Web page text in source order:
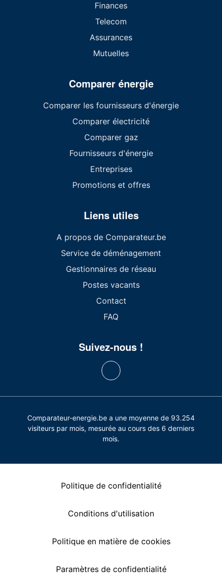
Finances
Telecom
Assurances
Mutuelles
Comparer énergie
Comparer les fournisseurs d'énergie
Comparer électricité
Comparer gaz
Fournisseurs d'énergie
Entreprises
Promotions et offres
Liens utiles
A propos de Comparateur.be
Service de déménagement
Gestionnaires de réseau
Postes vacants
Contact
FAQ
Suivez-nous !
Comparateur-energie.be a une moyenne de 93.254
visiteurs par mois, mesurée au cours des 6 derniers
mois.
Politique de confidentialité
Conditions d'utilisation
Politique en matière de cookies
Paramètres de confidentialité